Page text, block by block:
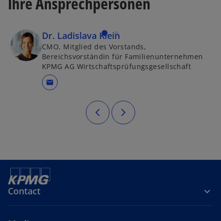
Dr. Ladislava Klein
CMO, Mitglied des Vorstands,
Bereichsvorständin für Familienunternehmen
KPMG AG Wirtschaftsprüfungsgesellschaft
mail
Contact